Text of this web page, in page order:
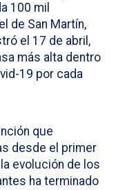
100 mil
de San Martín,
el 17 de abril,
más alta dentro
19 por cada
que
desde el primer
evolución de los
ha terminado